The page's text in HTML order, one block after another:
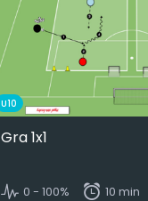
U10
Gra 1x1
0 - 100% 10 min